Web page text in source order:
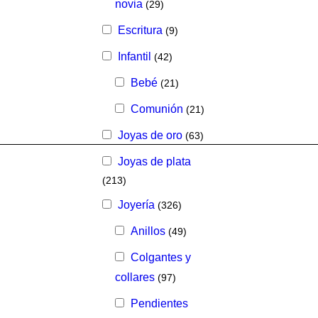
novia (29)
Escritura (9)
Infantil (42)
Bebé (21)
Comunión (21)
Joyas de oro (63)
Joyas de plata
(213)
Joyería (326)
Anillos (49)
Colgantes y
collares (97)
Pendientes